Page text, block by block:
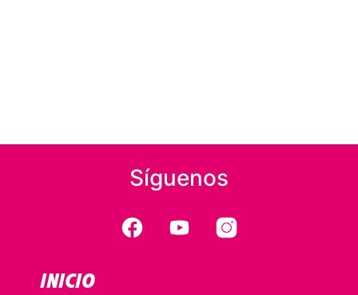
INICIO
Síguenos